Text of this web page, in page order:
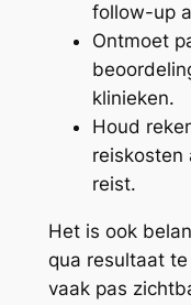
follow-up
Ontmoet
klinieken.
Houd
reiskosten
reist.
Het is ook
qua resultaat
vaak pas